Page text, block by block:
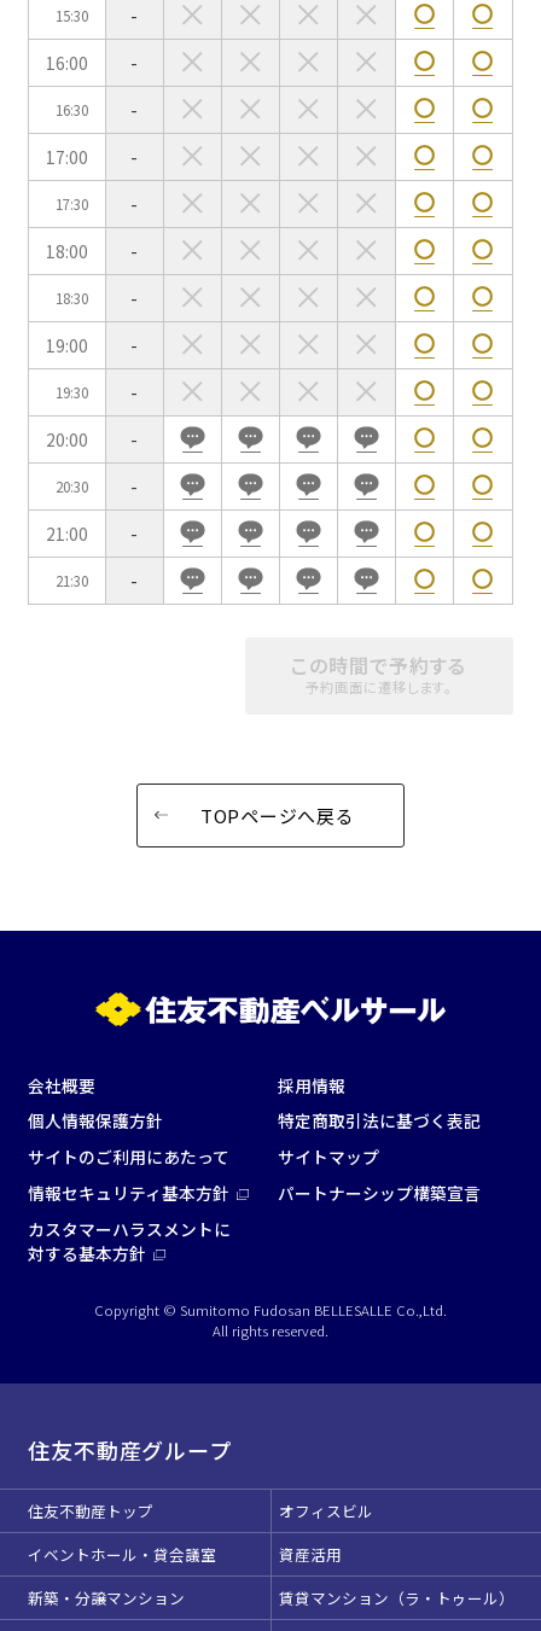
15:30
-
16:00
-
16:30
-
17:00
-
17:30
-
18:00
-
18:30
-
19:00
-
19:30
-
20:00
-
20:30
-
21:00
-
21:30 -
この時間で予約する
予約画面に遷移します。
TOPページへ戻る
会社概要
採用情報
個人情報保護方針
特定商取引法に基づく表記
サイトのご利用にあたって
サイトマップ
情報セキュリティ基本方針
パートナーシップ構築宣言
カスタマーハラスメントに
対する基本方針
Copyright © Sumitomo Fudosan BELLESALLE Co.,Ltd.
All rights reserved.
住友不動産グループ
住友不動産トップ
オフィスビル
イベントホール・貸会議室
資産活用
新築・分譲マンション
賃貸マンション（ラ・トゥール）
用途で選ぶ
パーティ・懇親会
株主総会・IR
e-sports大会
プレス発表
試験
展示会・販売会
選択している条件をリセットする